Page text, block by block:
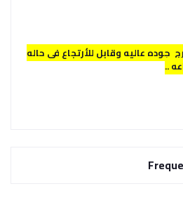
اوبترا 4 مخرج جوده عاليه وقابل للأرتجاع فى حاله
..